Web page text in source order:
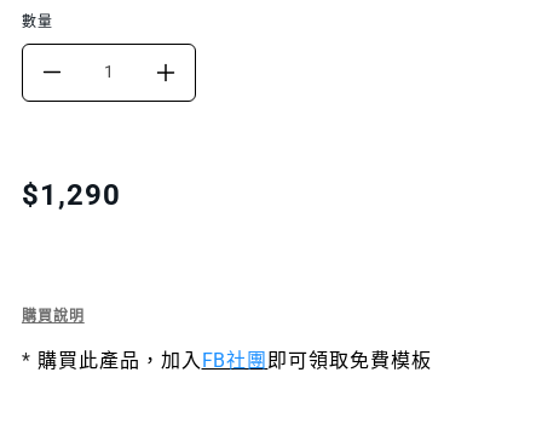
Translation
missing:
$1,290
數量
DECREASE
FOR
化
鎵
INCREASE
鎵
Description
Force
購買說明
* 購買此產品，加入 FB社團 即可領取免費模板